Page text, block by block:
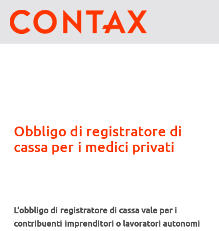
Obbligo di registratore di
cassa per i medici privati
L‘obbligo di registratore di cassa vale per i
contribuenti imprenditori o lavoratori autonomi